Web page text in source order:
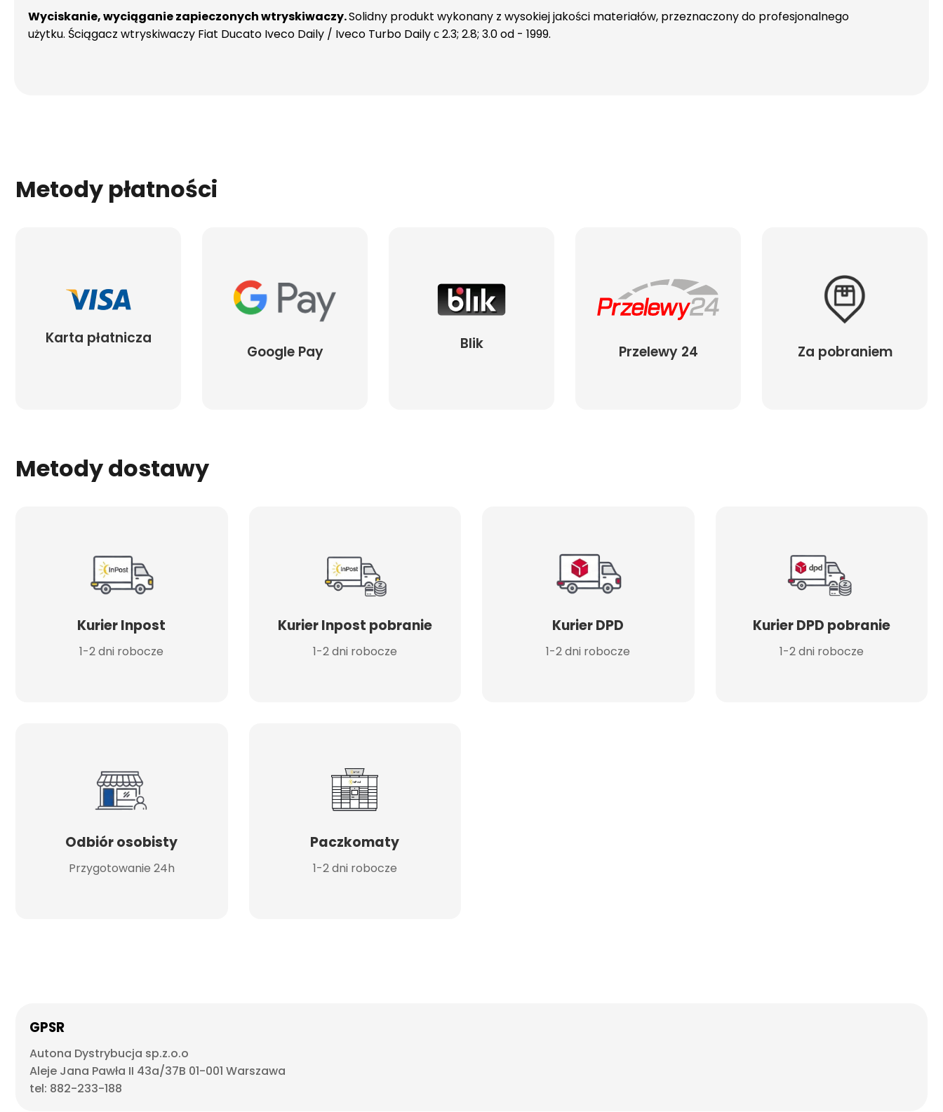
Wyciskanie, wyciąganie zapieczonych wtryskiwaczy.Solidny produkt wykonany z wysokiej jakości materiałów, przeznaczony do profesjonalnego
użytku. Ściągacz wtryskiwaczy Fiat Ducato Iveco Daily / Iveco Turbo Daily с 2.3; 2.8; 3.0 od - 1999.
Metody płatności
Karta płatnicza
Google Pay Blik Przelewy 24 Za pobraniem
Metody dostawy
Kurier Inpost
1-2 dni robocze
Kurier Inpost pobranie
1-2 dni robocze
Kurier DPD
1-2 dni robocze
Kurier DPD pobranie
1-2 dni robocze
Odbiór osobisty
Przygotowanie 24h
Paczkomaty
1-2 dni robocze
GPSR
Autona Dystrybucja sp.z.o.o
Aleje Jana Pawła II 43a/37B 01-001 Warszawa
tel: 882-233-188